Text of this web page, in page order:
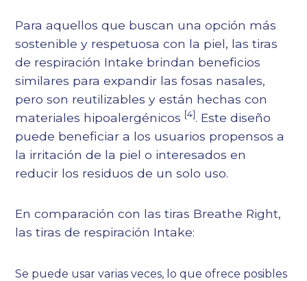
Para aquellos que buscan una opción más
sostenible y respetuosa con la piel, las tiras
de respiración Intake brindan beneficios
similares para expandir las fosas nasales,
pero son reutilizables y están hechas con
materiales hipoalergénicos [4]. Este diseño
puede beneficiar a los usuarios propensos a
la irritación de la piel o interesados en
reducir los residuos de un solo uso.
En comparación con las tiras Breathe Right,
las tiras de respiración Intake:
Se puede usar varias veces, lo que ofrece posibles